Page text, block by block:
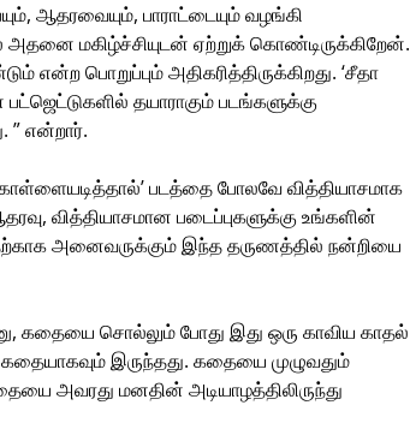
ஆதரவையும், பாராட்டையும் வழங்கி
அதனை மகிழ்ச்சியுடன் ஏற்றுக் கொண்டிருக்கிறேன்.
பொறுப்பும் அதிகரித்திருக்கிறது. ‘சீதா
தயாராகும் படங்களுக்கு
என்றார்.
படத்தை போலவே வித்தியாசமாக
வித்தியாசமான படைப்புகளுக்கு உங்களின்
அனைவருக்கும் இந்த தருணத்தில் நன்றியை
கதையை சொல்லும் போது இது ஒரு காவிய காதல்
இருந்தது. கதையை முழுவதும்
அவரது மனதின் அடியாழத்திலிருந்து